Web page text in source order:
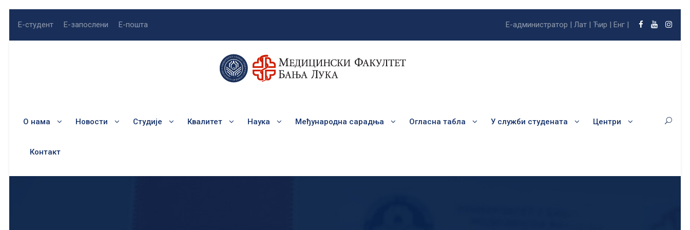
Е-студент Е-запослени Е-пошта Е-администратор | Лат | Ћир | Енг |
О нама Новости Студије Квалитет Наука Међународна сарадња Огласна табла У служби студената Центри
Контакт